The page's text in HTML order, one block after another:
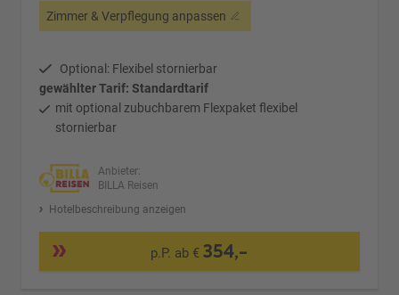
Zimmer & Verpflegung anpassen
Optional: Flexibel stornierbar
gewählter Tarif: Standardtarif
mit optional zubuchbarem Flexpaket flexibel
stornierbar
Anbieter:
BILLA Reisen
Hotelbeschreibung anzeigen
p.P. ab €354,-